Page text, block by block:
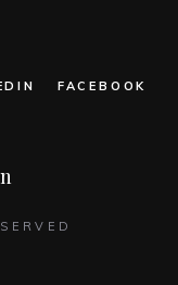
FACEBOOK